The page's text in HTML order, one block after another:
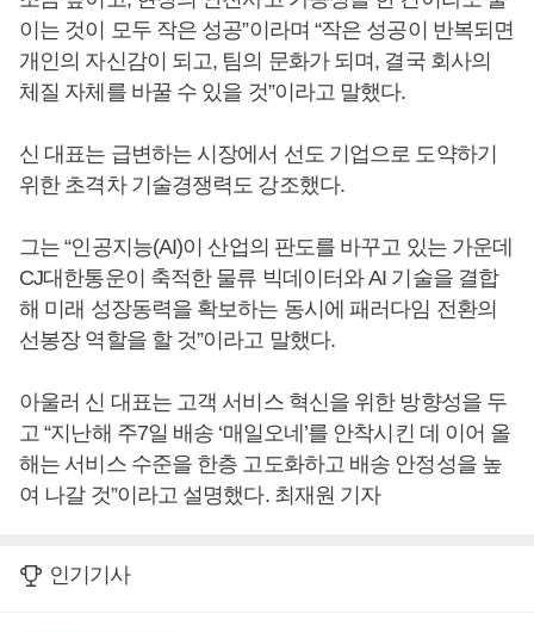
이는 것이 모두 작은 성공”이라며 “작은 성공이 반복되면
개인의 자신감이 되고, 팀의 문화가 되며, 결국 회사의
체질 자체를 바꿀 수 있을 것”이라고 말했다.
신 대표는 급변하는 시장에서 선도 기업으로 도약하기
위한 초격차 기술경쟁력도 강조했다.
그는 “인공지능(AI)이 산업의 판도를 바꾸고 있는 가운데
CJ대한통운이 축적한 물류 빅데이터와 AI 기술을 결합
해 미래 성장동력을 확보하는 동시에 패러다임 전환의
선봉장 역할을 할 것”이라고 말했다.
아울러 신 대표는 고객 서비스 혁신을 위한 방향성을 두
고 “지난해 주7일 배송 ‘매일오네’를 안착시킨 데 이어 올
해는 서비스 수준을 한층 고도화하고 배송 안정성을 높
여 나갈 것”이라고 설명했다. 최재원 기자
인기기사